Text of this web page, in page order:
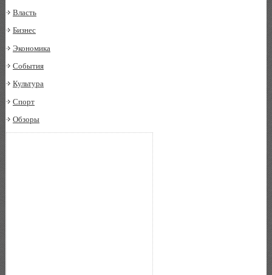
Власть
Бизнес
Экономика
События
Культура
Спорт
Обзоры